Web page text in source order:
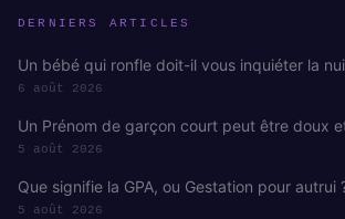
DERNIERS ARTICLES
Un bébé qui ronfle doit-il vous inquiéter la
6 août 2026
Un Prénom de garçon court peut être doux
5 août 2026
Que signifie la GPA, ou Gestation pour autrui
5 août 2026